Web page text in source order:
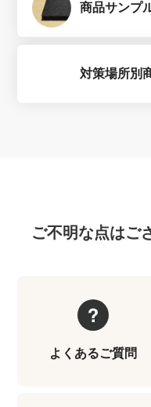
商品サンプ
対策場所別
ご不明な点はご
よくあるご質問